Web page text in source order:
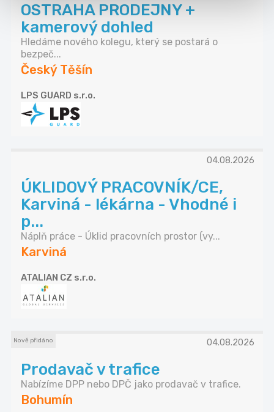
OSTRAHA PRODEJNY +
kamerový dohled
Hledáme nového kolegu, který se postará o
bezpeč...
Český Těšín
LPS GUARD s.r.o.
04.08.2026
ÚKLIDOVÝ PRACOVNÍK/CE,
Karviná - lékárna - Vhodné i
p...
Náplň práce - Úklid pracovních prostor (vy...
Karviná
ATALIAN CZ s.r.o.
Nově přidáno 04.08.2026
Prodavač v trafice
Nabízíme DPP nebo DPČ jako prodavač v trafice.
Bohumín